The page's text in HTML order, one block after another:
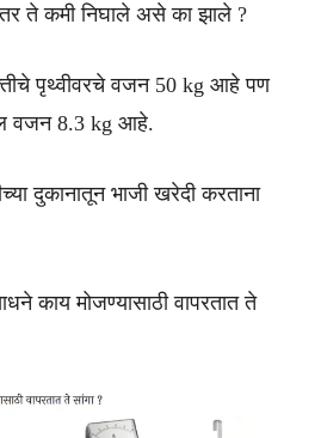
ते कमी निघाले असे का झाले ?
पृथ्वीवरचे वजन 50 kg आहे पण
वजन 8.3 kg आहे.
दुकानातून भाजी खरेदी करताना
काय मोजण्यासाठी वापरतात ते